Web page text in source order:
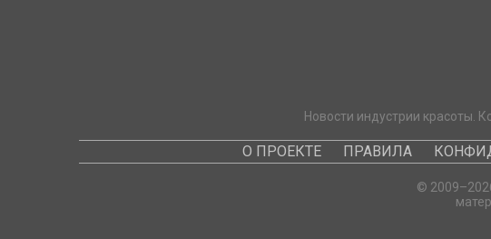
Новости индустрии красоты.
О ПРОЕКТЕ ПРАВИЛА
©